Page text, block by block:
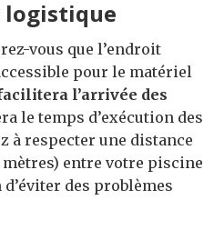
logistique
vous que l’endroit
pour le matériel
l’arrivée des
le temps d’exécution des
à respecter une distance
entre votre piscine
des problèmes